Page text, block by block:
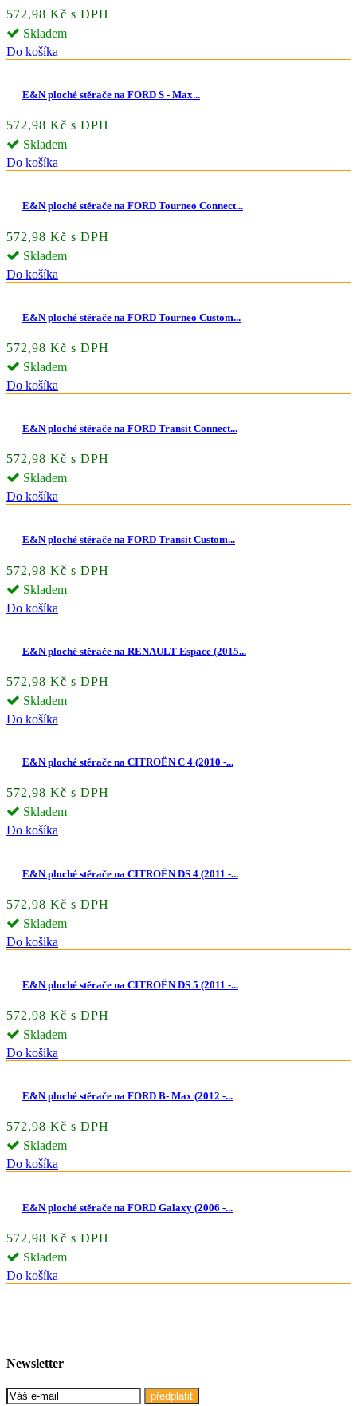
572,98 Kč s DPH
Skladem
Do košíka
E&N ploché stěrače na FORD S - Max...
572,98 Kč s DPH
Skladem
Do košíka
E&N ploché stěrače na FORD Tourneo Connect...
572,98 Kč s DPH
Skladem
Do košíka
E&N ploché stěrače na FORD Tourneo Custom...
572,98 Kč s DPH
Skladem
Do košíka
E&N ploché stěrače na FORD Transit Connect...
572,98 Kč s DPH
Skladem
Do košíka
E&N ploché stěrače na FORD Transit Custom...
572,98 Kč s DPH
Skladem
Do košíka
E&N ploché stěrače na RENAULT Espace (2015...
572,98 Kč s DPH
Skladem
Do košíka
E&N ploché stěrače na CITROËN C 4 (2010 -...
572,98 Kč s DPH
Skladem
Do košíka
E&N ploché stěrače na CITROËN DS 4 (2011 -...
572,98 Kč s DPH
Skladem
Do košíka
E&N ploché stěrače na CITROËN DS 5 (2011 -...
572,98 Kč s DPH
Skladem
Do košíka
E&N ploché stěrače na FORD B- Max (2012 -...
572,98 Kč s DPH
Skladem
Do košíka
E&N ploché stěrače na FORD Galaxy (2006 -...
572,98 Kč s DPH
Skladem
Do košíka
Newsletter
předplatit